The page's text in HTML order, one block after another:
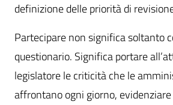
definizione delle priorità di
Partecipare non significa soltanto
questionario. Significa portare
legislatore le criticità che le
affrontano ogni giorno,